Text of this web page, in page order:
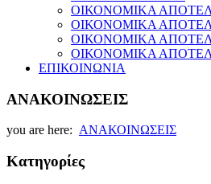
ΟΙΚΟΝΟΜΙΚΑ
ΟΙΚΟΝΟΜΙΚΑ
ΟΙΚΟΝΟΜΙΚΑ
ΟΙΚΟΝΟΜΙΚΑ
ΕΠΙΚΟΙΝΩΝΙΑ
ΑΝΑΚΟΙΝΩΣΕΙΣ
you are here: ΑΝΑΚΟΙΝΩΣΕΙΣ
Κατηγορίες